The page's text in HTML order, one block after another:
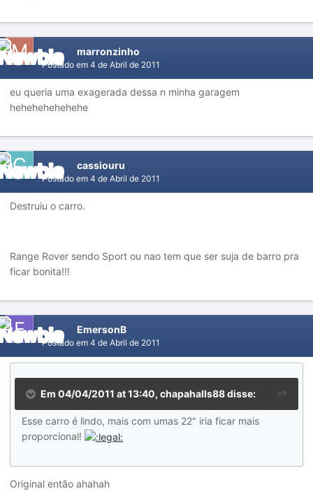
marronzinho
Postado em 4 de Abril de 2011
eu queria uma exagerada dessa n minha garagem
hehehehehehehe
cassiouru
Postado em 4 de Abril de 2011
Destruiu o carro.
Range Rover sendo Sport ou nao tem que ser suja de barro pra
ficar bonita!!!
EmersonB
Postado em 4 de Abril de 2011
Em 04/04/2011 at 13:40, chapahalls88 disse:
Esse carro é lindo, mais com umas 22" iria ficar mais
proporcional!
Original então ahahah